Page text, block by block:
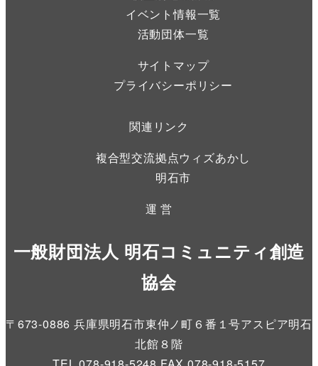
イベント情報一覧
活動団体一覧
サイトマップ
プライバシーポリシー
関連リンク
複合型交流拠点ウィズあかし
明石市
運 営
一般財団法人 明石コミュニティ創造
協会
〒673-0886 兵庫県明石市東仲ノ町６番１号アスピア明石
北館８階